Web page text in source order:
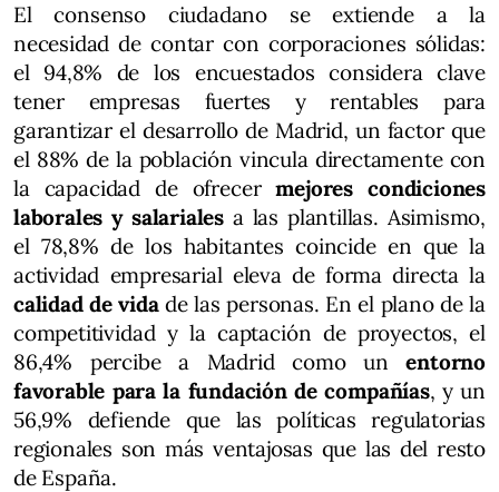
El consenso ciudadano se extiende a la
necesidad de contar con corporaciones sólidas:
el 94,8% de los encuestados considera clave
tener empresas fuertes y rentables para
garantizar el desarrollo de Madrid, un factor que
el 88% de la población vincula directamente con
la capacidad de ofrecermejores condiciones
laborales y salariales a las plantillas. Asimismo,
el 78,8% de los habitantes coincide en que la
actividad empresarial eleva de forma directa la
calidad de vidade las personas. En el plano de la
competitividad y la captación de proyectos, el
86,4% percibe a Madrid como unentorno
favorable para la fundación de compañías, y un
56,9% defiende que las políticas regulatorias
regionales son más ventajosas que las del resto
de España.